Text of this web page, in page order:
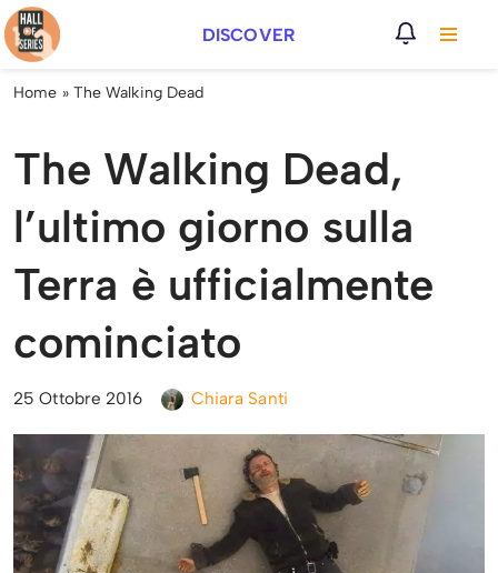
Vai
al
DISCOVER
Home » The Walking Dead
The Walking Dead,
l’ultimo giorno sulla
Terra è ufficialmente
cominciato
25 Ottobre 2016 Chiara Santi